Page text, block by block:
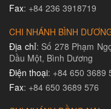
Fax: +84 236 3918719
CHI NHÁNH BÌNH
Địa chỉ: Số 278 Phạm
Dầu Một, Bình Dương
Điện thoại: +84 650 3689
Fax: +84 650 3689 576